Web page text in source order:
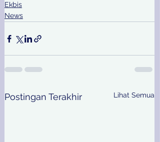
Ekbis
News
Postingan Terakhir Lihat Semua